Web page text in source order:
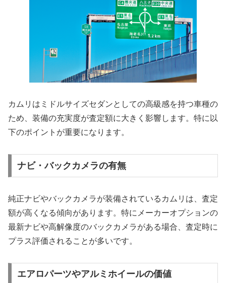
カムリはミドルサイズセダンとしての高級感を持つ車種の
ため、装備の充実度が査定額に大きく影響します。特に以
下のポイントが重要になります。
ナビ・バックカメラの有無
純正ナビやバックカメラが装備されているカムリは、査定
額が高くなる傾向があります。特にメーカーオプションの
最新ナビや高解像度のバックカメラがある場合、査定時に
プラス評価されることが多いです。
エアロパーツやアルミホイールの価値